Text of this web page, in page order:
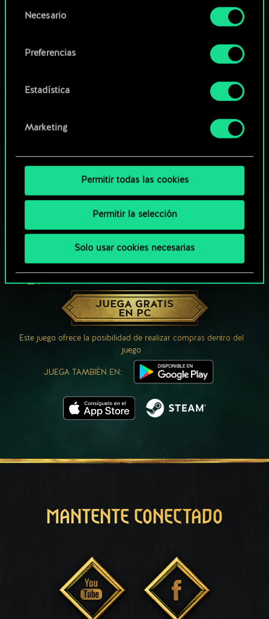
Encontrarás todos los detalles sobre nuestro uso
preferencias al respecto en el menú «Ajustes» de
deNecesario
Preferencias
Estadística
Marketing
Permitir todas las cookies
Permitir la selección
Solo usar cookies necesarias
JUEGA GRATIS
EN PC
Este juego ofrece la posibilidad de realizar compras dentro del
juego
JUEGA TAMBIÉN EN:
MANTENTE CONECTADO